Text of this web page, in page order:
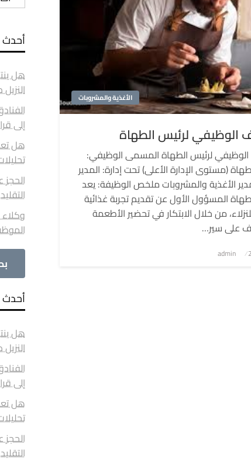
الأغذية والمشروبات
الوظيفي لرئيس الطهاة
لرئيس الطهاة المسمى الوظيفي:
(مستوى الإدارة الأعلى) تحت إدارة: المدير
الأغذية والمشروبات ملخص الوظيفة: يعد
المسؤول الأول عن تقديم تجربة غذائية
من خلال الابتكار في تحضير الأطعمة
على سير…
admin
أحدث
هل
إلى
هل
أحدث
هل
إلى
هل